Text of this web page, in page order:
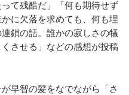
て残酷だ」「何も期待せず
に欠落を求めても、何も埋
鎖の話。誰かの寂しさの犠
させる」などの感想が投稿
早智の髪をなでながら「さ